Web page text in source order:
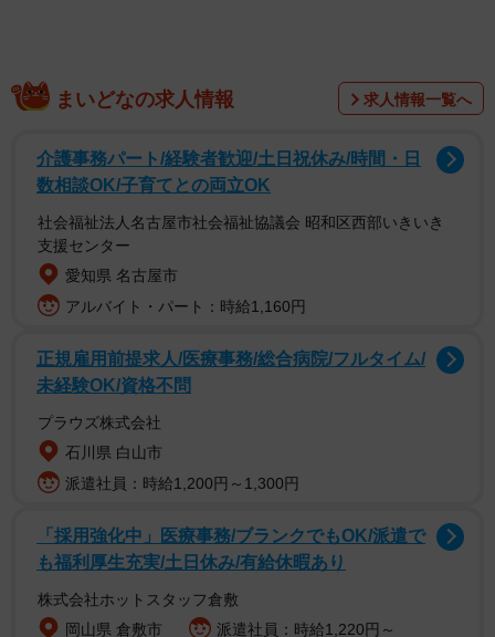
定期間携帯電話を持てなかった経験がある男女604名を対象
として、2026年2月～3月に実施されました。
Web解約手続きの際、376名が請求増を経験
2/4
解約時に請求が増えてしまった経験。（提供画像）
まいどなの求人情報 求人情報一覧へ
介護事務パート/経験者歓迎/土日祝休み/時間・日
数相談OK/子育てとの両立OK
社会福祉法人名古屋市社会福祉協議会 昭和区西部いきいき
支援センター
愛知県 名古屋市
アルバイト・パート：時給1,160円
正規雇用前提求人/医療事務/総合病院/フルタイム/
未経験OK/資格不問
プラウズ株式会社
石川県 白山市
派遣社員：時給1,200円～1,300円
「採用強化中」医療事務/ブランクでもOK/派遣で
も福利厚生充実/土日休み/有給休暇あり
株式会社ホットスタッフ倉敷
岡山県 倉敷市
派遣社員：時給1,220円～